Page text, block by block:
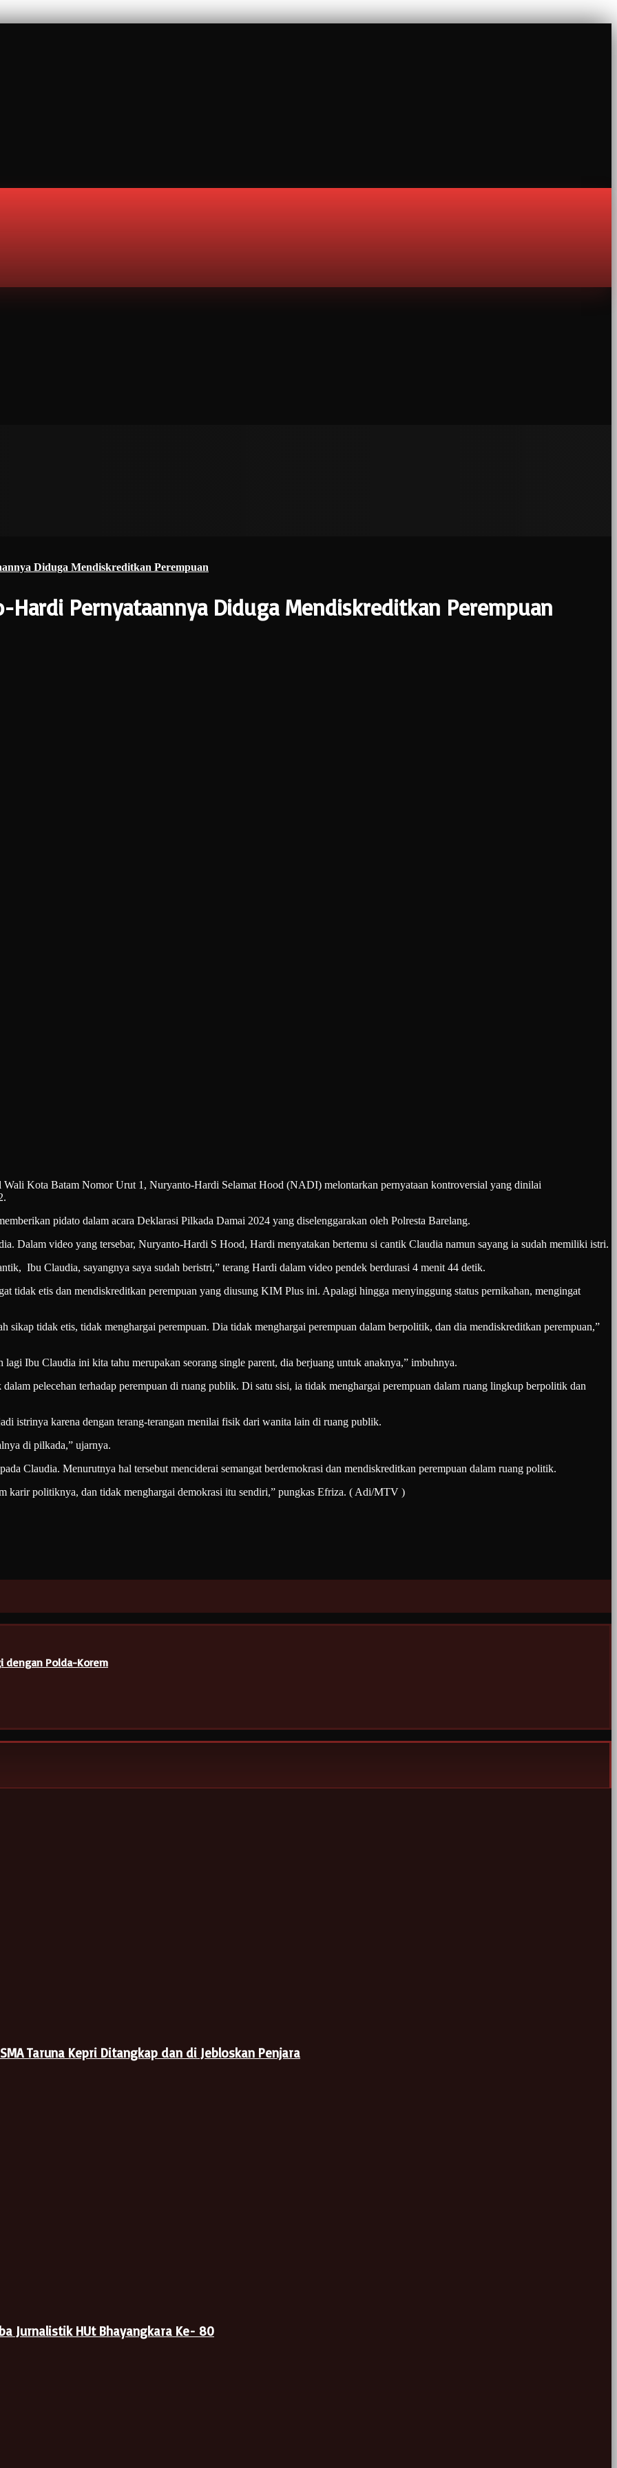
Diduga Mendiskreditkan Perempuan
Pernyataannya Diduga Mendiskreditkan Perempuan
Kota Batam Nomor Urut 1, Nuryanto-Hardi Selamat Hood (NADI) melontarkan pernyataan kontroversial yang dinilai
pidato dalam acara Deklarasi Pilkada Damai 2024 yang diselenggarakan oleh Polresta Barelang.
Dalam video yang tersebar, Nuryanto-Hardi S Hood, Hardi menyatakan bertemu si cantik Claudia namun sayang ia sudah memiliki istri.
Ibu Claudia, sayangnya saya sudah beristri,” terang Hardi dalam video pendek berdurasi 4 menit 44 detik.
tidak etis dan mendiskreditkan perempuan yang diusung KIM Plus ini. Apalagi hingga menyinggung status pernikahan, mengingat
sikap tidak etis, tidak menghargai perempuan. Dia tidak menghargai perempuan dalam berpolitik, dan dia mendiskreditkan perempuan,”
lagi Ibu Claudia ini kita tahu merupakan seorang single parent, dia berjuang untuk anaknya,” imbuhnya.
pelecehan terhadap perempuan di ruang publik. Di satu sisi, ia tidak menghargai perempuan dalam ruang lingkup berpolitik dan
istrinya karena dengan terang-terangan menilai fisik dari wanita lain di ruang publik.
di pilkada,” ujarnya.
Claudia. Menurutnya hal tersebut menciderai semangat berdemokrasi dan mendiskreditkan perempuan dalam ruang politik.
karir politiknya, dan tidak menghargai demokrasi itu sendiri,” pungkas Efriza. ( Adi/MTV )
dengan Polda-Korem
Taruna Kepri Ditangkap dan di Jebloskan Penjara
Jurnalistik HUt Bhayangkara Ke- 80